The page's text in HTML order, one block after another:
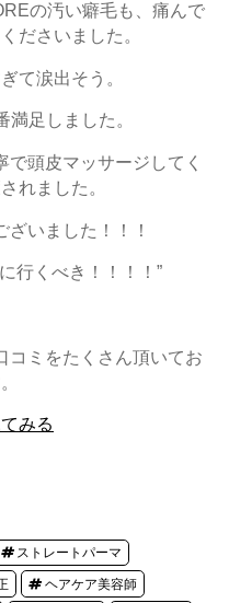
の汚い癖毛も、痛んで
ださいました。
て涙出そう。
足しました。
頭皮マッサージしてく
れました。
いました！！！
行くべき！！！！”
コミをたくさん頂いてお
みる
ストレートパーマ
ヘアケア美容師